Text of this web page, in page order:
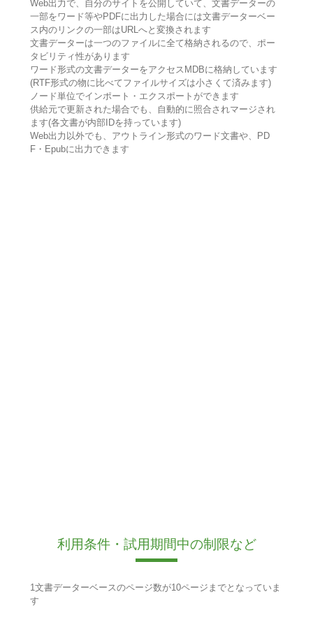
Web出力で、自分のサイトを公開していて、文書データーの
一部をワード等やPDFに出力した場合には文書データーベー
ス内のリンクの一部はURLへと変換されます
文書データーは一つのファイルに全て格納されるので、ポー
タビリティ性があります
ワード形式の文書データーをアクセスMDBに格納しています
(RTF形式の物に比べてファイルサイズは小さくて済みます)
ノード単位でインポート・エクスポートができます
供給元で更新された場合でも、自動的に照合されマージされ
ます(各文書が内部IDを持っています)
Web出力以外でも、アウトライン形式のワード文書や、PD
F・Epubに出力できます
利用条件・試用期間中の制限など
1文書データーベースのページ数が10ページまでとなっていま
す